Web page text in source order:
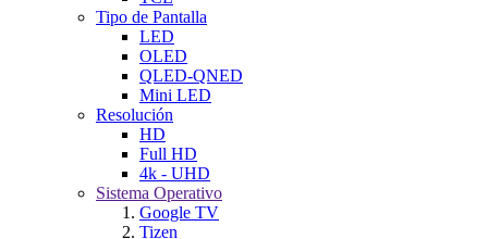
Tipo de Pantalla
LED
OLED
QLED-QNED
Mini LED
Resolución
HD
Full HD
4k - UHD
Sistema Operativo
Google TV
Tizen